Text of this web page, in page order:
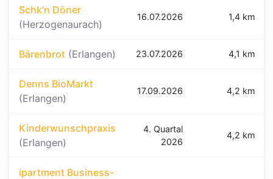
Schk’n Döner
(Herzogenaurach)
16.07.2026 1,4 km
Bärenbrot (Erlangen) 23.07.2026 4,1 km
Denns BioMarkt
(Erlangen)
17.09.2026 4,2 km
Kinderwunschpraxis
(Erlangen)
4. Quartal
2026
4,2 km
ipartment Business-